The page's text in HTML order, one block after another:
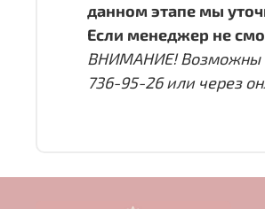
данном этапе мы
Если менеджер не
ВНИМАНИЕ! Возможны
736-95-26 или через